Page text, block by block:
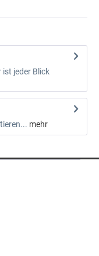
jeder Blick
mehr